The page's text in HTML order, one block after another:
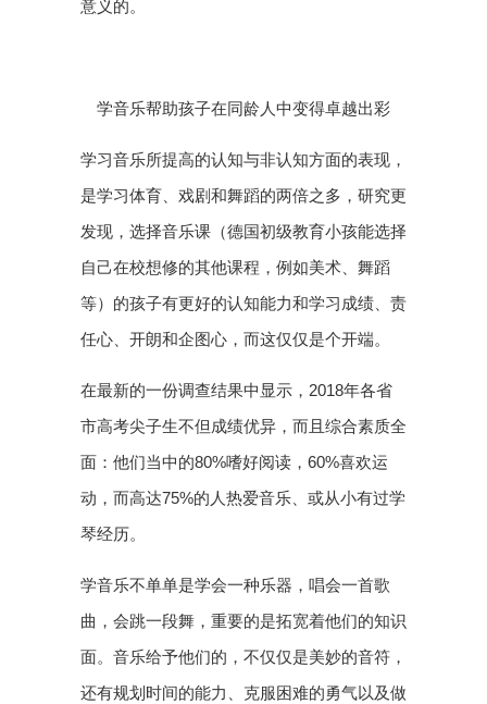
意义的。
学音乐帮助孩子在同龄人中变得卓越出彩
学习音乐所提高的认知与非认知方面的表现，
是学习体育、戏剧和舞蹈的两倍之多，研究更
发现，选择音乐课（德国初级教育小孩能选择
自己在校想修的其他课程，例如美术、舞蹈
等）的孩子有更好的认知能力和学习成绩、责
任心、开朗和企图心，而这仅仅是个开端。
在最新的一份调查结果中显示，2018年各省
市高考尖子生不但成绩优异，而且综合素质全
面：他们当中的80%嗜好阅读，60%喜欢运
动，而高达75%的人热爱音乐、或从小有过学
琴经历。
学音乐不单单是学会一种乐器，唱会一首歌
曲，会跳一段舞，重要的是拓宽着他们的知识
面。音乐给予他们的，不仅仅是美妙的音符，
还有规划时间的能力、克服困难的勇气以及做